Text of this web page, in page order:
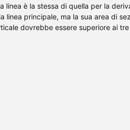
linea è la stessa di quella per la
linea principale, ma la sua area di
dovrebbe essere superiore ai